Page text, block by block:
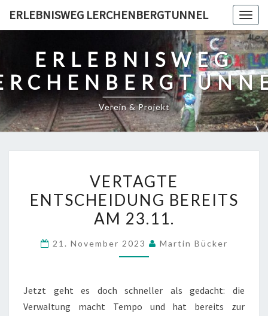
ERLEBNISWEG LERCHENBERGTUNNEL
ERLEBNISWEG
Verein & Projekt
ENTSCHEIDUNG
BEREITS
AM
VERTAGTE
ENTSCHEIDUNG BEREITS
AM 23.11.
21. November 2023 Martin Bücker
Jetzt geht es doch schneller als gedacht: die
Verwaltung macht Tempo und hat bereits zur